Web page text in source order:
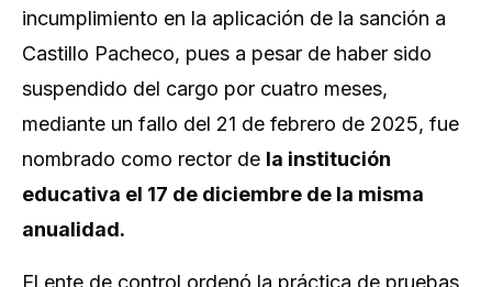
incumplimiento en la aplicación de la sanción a
Castillo Pacheco, pues a pesar de haber sido
suspendido del cargo por cuatro meses,
mediante un fallo del 21 de febrero de 2025, fue
nombrado como rector de la institución
educativa el 17 de diciembre de la misma
anualidad.
El ente de control ordenó la práctica de pruebas